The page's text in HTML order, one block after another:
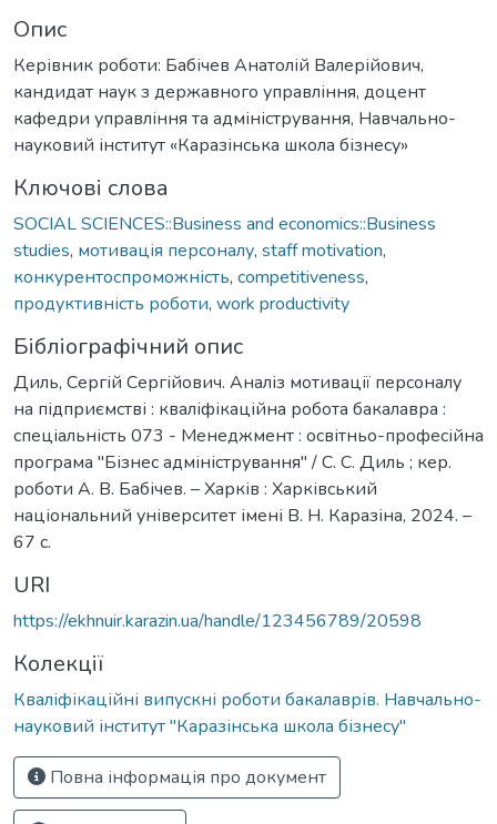
Опис
Керівник роботи: Бабічев Анатолій Валерійович,
кандидат наук з державного управління, доцент
кафедри управління та адміністрування, Навчально-
науковий інститут «Каразінська школа бізнесу»
Ключові слова
SOCIAL SCIENCES::Business and economics::Business
studies, мотивація персоналу, staff motivation,
конкурентоспроможність, competitiveness,
продуктивність роботи, work productivity
Бібліографічний опис
Диль, Сергій Сергійович. Аналіз мотивації персоналу
на підприємстві : кваліфікаційна робота бакалавра :
спеціальність 073 - Менеджмент : освітньо-професійна
програма "Бізнес адміністрування" / С. С. Диль ; кер.
роботи А. В. Бабічев. – Харків : Харківський
національний університет імені В. Н. Каразіна, 2024. –
67 с.
URI
https://ekhnuir.karazin.ua/handle/123456789/20598
Колекції
Кваліфікаційні випускні роботи бакалаврів. Навчально-
науковий інститут "Каразінська школа бізнесу"
Повна інформація про документ